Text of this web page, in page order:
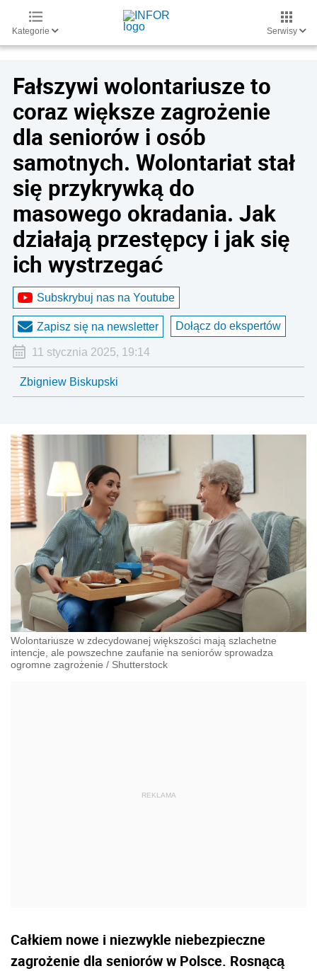
Kategorie Serwisy
Fałszywi wolontariusze to
coraz większe zagrożenie
dla seniorów i osób
samotnych. Wolontariat stał
się przykrywką do
masowego okradania. Jak
działają przestępcy i jak się
ich wystrzegać
Subskrybuj nas na Youtube
Zapisz się na newsletter Dołącz do ekspertów
11 stycznia 2025, 19:14
Zbigniew Biskupski
Wolontariusze w zdecydowanej większości mają szlachetne
intencje, ale powszechne zaufanie na seniorów sprowadza
ogromne zagrożenie / Shutterstock
Całkiem nowe i niezwykle niebezpieczne
zagrożenie dla seniorów w Polsce. Rosnącą